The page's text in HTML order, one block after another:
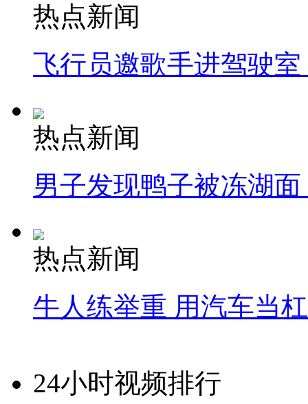
热点新闻
飞行员邀歌手进驾驶
热点新闻
男子发现鸭子被冻湖
热点新闻
牛人练举重 用汽车当
24小时视频排行